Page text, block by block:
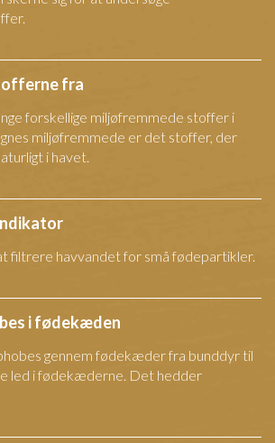
fra
forskellige miljøfremmede stoffer i
miljøfremmede er det stoffer, der
i havet.
filtrere havvandet for små fødepartikler.
i fødekæden
gennem fødekæder fra bunddyr til
led i fødekæderne. Det hedder